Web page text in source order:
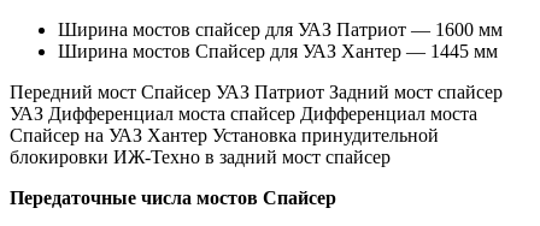
Ширина мостов спайсер для УАЗ Патриот — 1600 мм
Ширина мостов Спайсер для УАЗ Хантер — 1445 мм
Передний мост Спайсер УАЗ Патриот Задний мост спайсер
УАЗ Дифференциал моста спайсер Дифференциал моста
Спайсер на УАЗ Хантер Установка принудительной
блокировки ИЖ-Техно в задний мост спайсер
Передаточные числа мостов Спайсер